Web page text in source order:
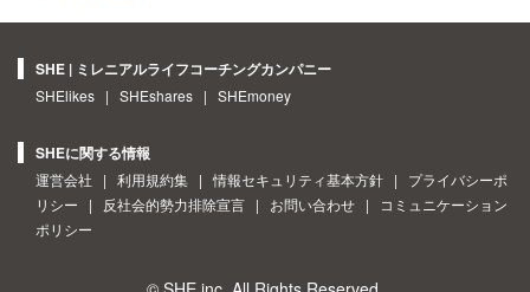
SHE | ミレニアルライフコーチングカンパニー
SHElikes | SHEshares | SHEmoney
SHEに関する情報
運営会社 | 利用規約集 | 情報セキュリティ基本方針 |
プライバシーポ
リシー
| 反社会的勢力排除宣言 | お問い合わせ |
コミュニケーション
ポリシー